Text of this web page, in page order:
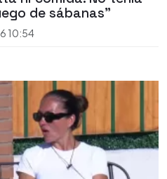
de sábanas"
10:54